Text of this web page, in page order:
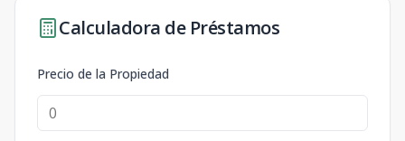
Calculadora de Préstamos
Precio de la Propiedad